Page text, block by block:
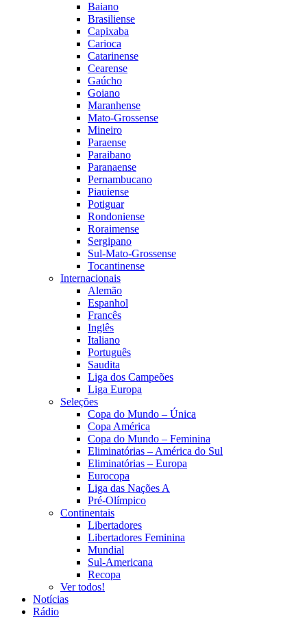
Baiano
Brasiliense
Capixaba
Carioca
Catarinense
Cearense
Gaúcho
Goiano
Maranhense
Mato-Grossense
Mineiro
Paraense
Paraibano
Paranaense
Pernambucano
Piauiense
Potiguar
Rondoniense
Roraimense
Sergipano
Sul-Mato-Grossense
Tocantinense
Internacionais
Alemão
Espanhol
Francês
Inglês
Italiano
Português
Saudita
Liga dos Campeões
Liga Europa
Seleções
Copa do Mundo – Única
Copa América
Copa do Mundo – Feminina
Eliminatórias – América do Sul
Eliminatórias – Europa
Eurocopa
Liga das Nações A
Pré-Olímpico
Continentais
Libertadores
Libertadores Feminina
Mundial
Sul-Americana
Recopa
Ver todos!
Notícias
Rádio